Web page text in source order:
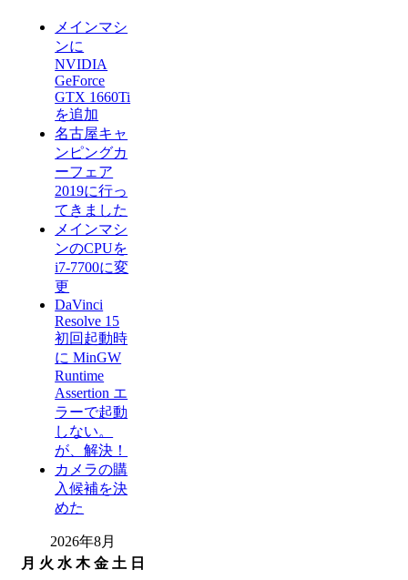
メインマシ
ンに
NVIDIA
GeForce
GTX 1660Ti
を追加
名古屋キャ
ンピングカ
ーフェア
2019に行っ
てきました
メインマシ
ンのCPUを
i7-7700に変
更
DaVinci
Resolve 15
初回起動時
に MinGW
Runtime
Assertion エ
ラーで起動
しない。
が、解決！
カメラの購
入候補を決
めた
2026年8月
月 火 水 木 金 土 日